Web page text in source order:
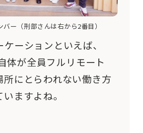
ー（刑部さんは右から2番目）
ケーションといえば、
体が全員フルリモート
所にとらわれない働き方
ますよね。